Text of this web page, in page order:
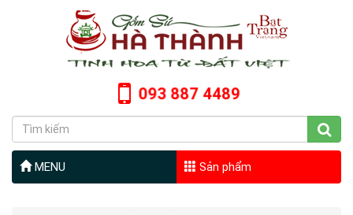
093 887 4489
MENU Sản phẩm